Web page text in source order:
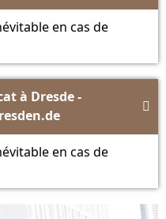
en cas de
à Dresde -

en cas de